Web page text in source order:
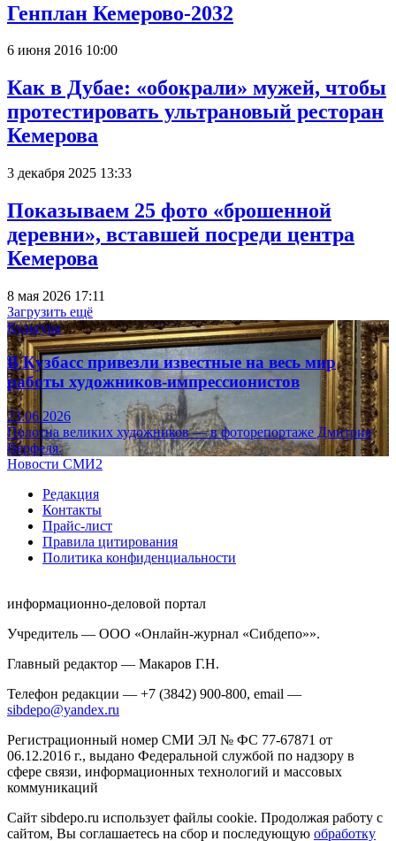
Генплан Кемерово-2032
6 июня 2016 10:00
Как в Дубае: «обокрали» мужей, чтобы
протестировать ультрановый ресторан
Кемерова
3 декабря 2025 13:33
Показываем 25 фото «брошенной
деревни», вставшей посреди центра
Кемерова
8 мая 2026 17:11
Загрузить ещё
Культура
В Кузбасс привезли известные на весь мир
работы художников-импрессионистов
23.06.2026
Полотна великих художников — в фоторепортаже Дмитрия
Верфеля.
Новости СМИ2
Редакция
Контакты
Прайс-лист
Правила цитирования
Политика конфиденциальности
информационно-деловой портал
Учредитель — ООО «Онлайн-журнал «Сибдепо»».
Главный редактор — Макаров Г.Н.
Телефон редакции — +7 (3842) 900-800, email —
sibdepo@yandex.ru
Регистрационный номер СМИ ЭЛ № ФС 77-67871 от
06.12.2016 г., выдано Федеральной службой по надзору в
сфере связи, информационных технологий и массовых
коммуникаций
Сайт sibdepo.ru использует файлы cookie. Продолжая работу с
сайтом, Вы соглашаетесь на сбор и последующую обработку